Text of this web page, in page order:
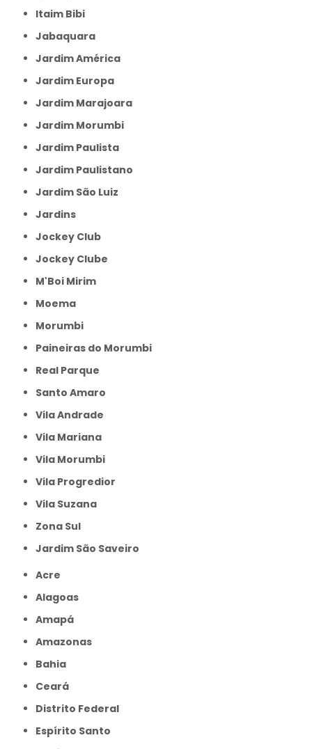
Itaim Bibi
Jabaquara
Jardim América
Jardim Europa
Jardim Marajoara
Jardim Morumbi
Jardim Paulista
Jardim Paulistano
Jardim São Luiz
Jardins
Jockey Club
Jockey Clube
M'Boi Mirim
Moema
Morumbi
Paineiras do Morumbi
Real Parque
Santo Amaro
Vila Andrade
Vila Mariana
Vila Morumbi
Vila Progredior
Vila Suzana
Zona Sul
jardim São Saveiro
Acre
Alagoas
Amapá
Amazonas
Bahia
Ceará
Distrito Federal
Espírito Santo